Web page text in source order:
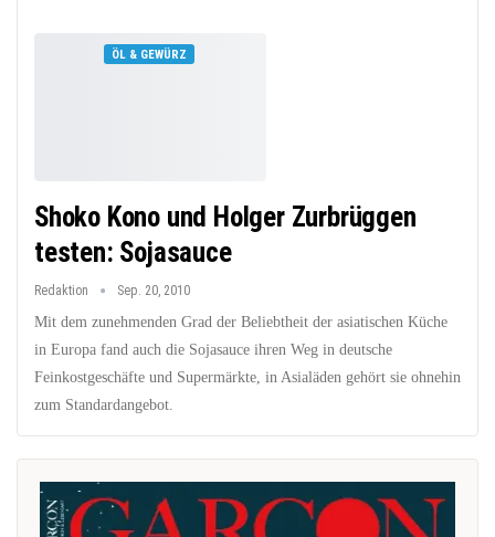
ÖL & GEWÜRZ
Shoko Kono und Holger Zurbrüggen
testen: Sojasauce
Redaktion Sep. 20, 2010
Mit dem zunehmenden Grad der Beliebtheit der asiatischen Küche
in Europa fand auch die Sojasauce ihren Weg in deutsche
Feinkostgeschäfte und Supermärkte, in Asialäden gehört sie ohnehin
zum Standardangebot.